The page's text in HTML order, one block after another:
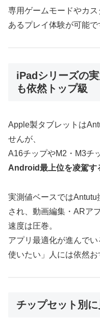
専用ゲームモードやカ
あるプレイ体験が可能で
iPadシリーズの
も依然トップ級
Apple製タブレットは
せんが、
A16チップやM2・M3チ
Android最上位を凌駕す
実測値ベースではAntutu
され、動画編集・ARア
速度は圧巻。
アプリ最適化が進んで
使いたい」人には依然お
チップセット別